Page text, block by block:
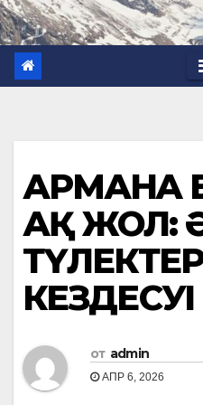
АРМАНҒА
АҚ ЖОЛ:
ТҮЛЕКТЕР
КЕЗДЕСУІ
от admin
АПР 6, 2026